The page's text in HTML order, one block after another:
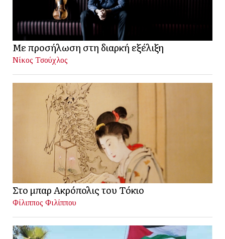
Με προσήλωση στη διαρκή εξέλιξη
Νίκος Τσούχλος
Στο μπαρ Ακρόπολις του Τόκιο
Φίλιππος Φιλίππου